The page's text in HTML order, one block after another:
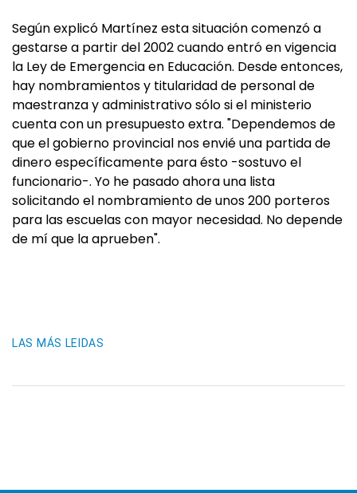
Según explicó Martínez esta situación comenzó a
gestarse a partir del 2002 cuando entró en vigencia
la Ley de Emergencia en Educación. Desde entonces,
hay nombramientos y titularidad de personal de
maestranza y administrativo sólo si el ministerio
cuenta con un presupuesto extra. "Dependemos de
que el gobierno provincial nos envié una partida de
dinero específicamente para ésto -sostuvo el
funcionario-. Yo he pasado ahora una lista
solicitando el nombramiento de unos 200 porteros
para las escuelas con mayor necesidad. No depende
de mí que la aprueben".
LAS MÁS LEIDAS